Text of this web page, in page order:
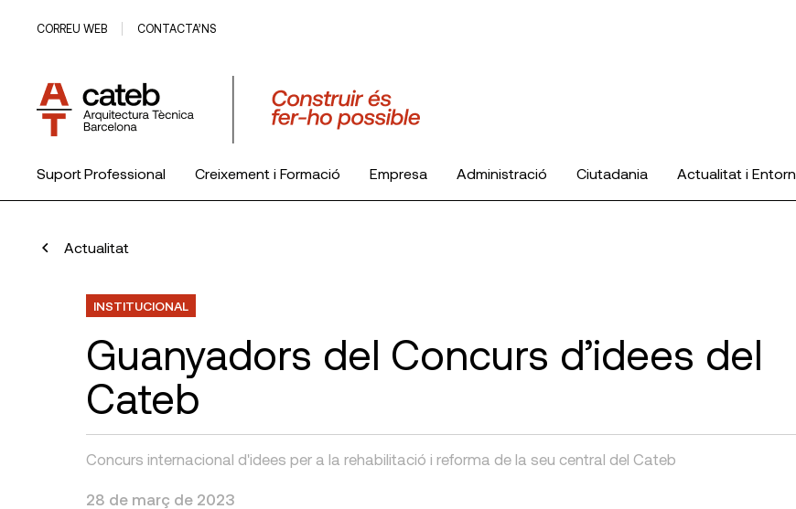
CORREU WEB CONTACTA’NS
Suport Professional Creixement i Formació Empresa Administració Ciutadania Actualitat i Entorn
Actualitat
INSTITUCIONAL
Guanyadors del Concurs d’idees del
Cateb
Concurs internacional d'idees per a la rehabilitació i reforma de la seu central del Cateb
28 de març de 2023